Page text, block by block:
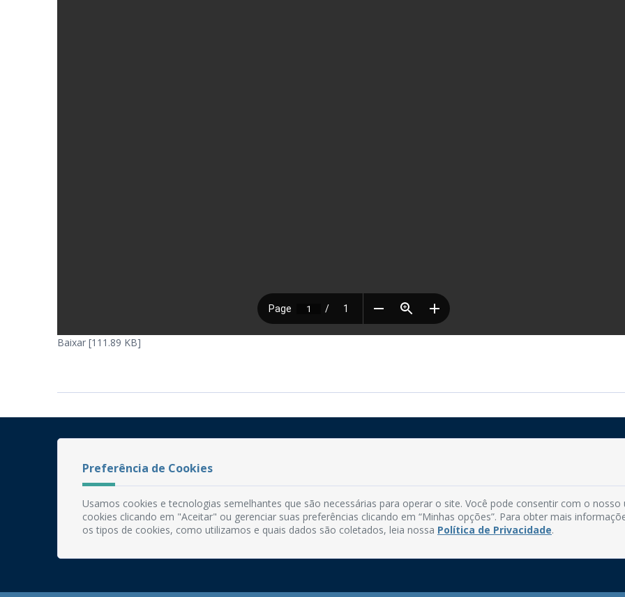
Baixar [111.89 KB]
CEP: 58.280-000 - Mamanguape/PB
Fone: (83) 3292-2246
Email: comunicacao@mamanguape.pb.gov.br
Expediente: Segunda à Sexta, das 08h às 13h
Preferência de Cookies
Usamos cookies e tecnologias semelhantes que são necessárias para operar o site. Você pode consentir com o nosso
cookies clicando em "Aceitar" ou gerenciar suas preferências clicando em “Minhas opções”. Para obter mais
os tipos de cookies, como utilizamos e quais dados são coletados, leia nossa Política de Privacidade.